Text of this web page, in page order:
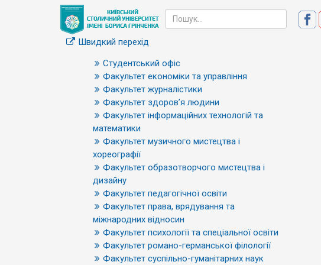
Швидкий перехід
Студентський офіс
Факультет економіки та управління
Факультет журналістики
Факультет здоров’я людини
Факультет інформаційних технологій та
математики
Факультет музичного мистецтва і
хореографії
Факультет образотворчого мистецтва і
дизайну
Факультет педагогічної освіти
Факультет права, врядування та
міжнародних відносин
Факультет психології та спеціальної освіти
Факультет романо-германської філології
Факультет суспільно-гуманітарних наук